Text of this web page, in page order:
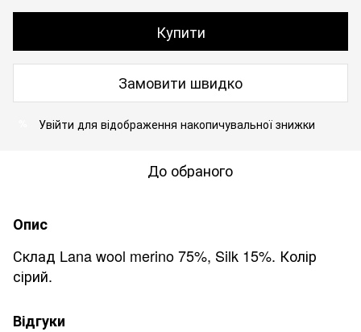
Купити
Замовити швидко
Увійти для відображення накопичувальної знижки
До обраного
Опис
Склад Lana wool merino 75%, Silk 15%. Колір
сірий.
Відгуки